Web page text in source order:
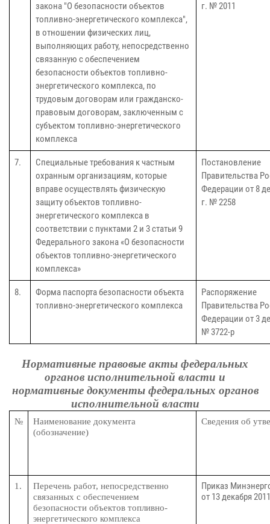
закона "О безопасности объектов
топливно-энергетического комплекса",
в отношении физических лиц,
выполняющих работу, непосредственно
связанную с обеспечением
безопасности объектов топливно-
энергетического комплекса, по
трудовым договорам или гражданско-
правовым договорам, заключенным с
субъектом топливно-энергетического
комплекса
г. № 2011
7.
Специальные требования к частным
охранным организациям, которые
вправе осуществлять физическую
защиту объектов топливно-
энергетического комплекса в
соответствии с пунктами 2 и 3 статьи 9
Федерального закона «О безопасности
объектов топливно-энергетического
комплекса»
Постановление
Правительства
Федерации от 8
г. № 2258
8.
Форма паспорта безопасности объекта
топливно-энергетического комплекса
Распоряжение
Правительства
Федерации от 3
№ 3722-р
Нормативные правовые акты федеральных
органов исполнительной власти и
нормативные документы федеральных органов
исполнительной власти
№
Наименование документа
(обозначение)
Сведения об
1.
Перечень работ, непосредственно
связанных с обеспечением
безопасности объектов топливно-
энергетического комплекса
Приказ
от 13 декабря